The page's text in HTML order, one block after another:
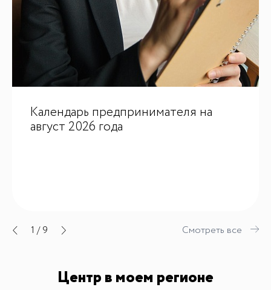
Календарь предпринимателя на
август 2026 года
1 /9 Смотреть все
Центр в моем регионе